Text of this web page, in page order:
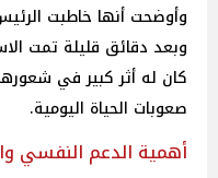
وأوضحت أنها خاطبت
وبعد دقائق قليلة تمت
كان له أثر كبير في
صعوبات الحياة اليومية.
أهمية الدعم النفسي